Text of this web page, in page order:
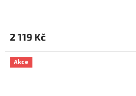
2 119 Kč
Akce